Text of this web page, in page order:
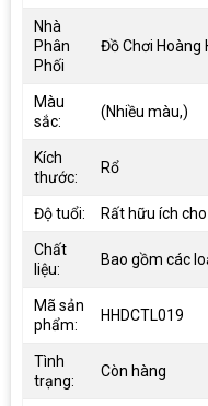
Nhà
Phân
Phối
Đồ Chơi Hoàng
Màu
sắc:
(Nhiều màu,)
Kích
thước:
Rổ
Độ tuổi: Rất hữu ích
Chất
liệu:
Bao gồm các
Mã sản
phẩm:
HHDCTL019
Tình
trạng:
Còn hàng